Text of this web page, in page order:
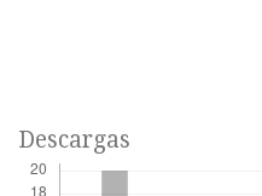
Descargas